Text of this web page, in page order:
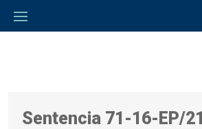
Sentencia 71-16-EP/21